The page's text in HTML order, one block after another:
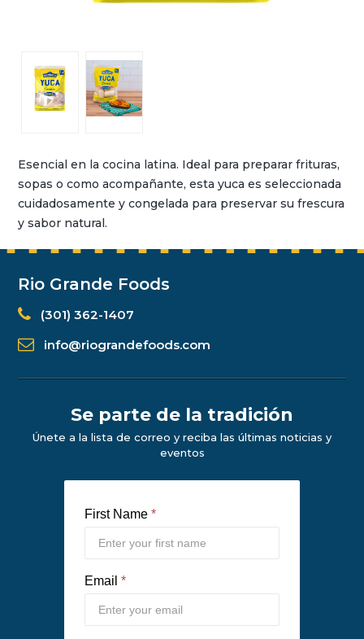
Esencial en la cocina latina. Ideal para preparar frituras,
sopas o como acompañante, esta yuca es seleccionada
cuidadosamente y congelada para preservar su frescura
y sabor natural.
Rio Grande Foods
(301) 362-1407
info@riograndefoods.com
Se parte de la tradición
Únete a la lista de correo y reciba las últimas noticias y
eventos